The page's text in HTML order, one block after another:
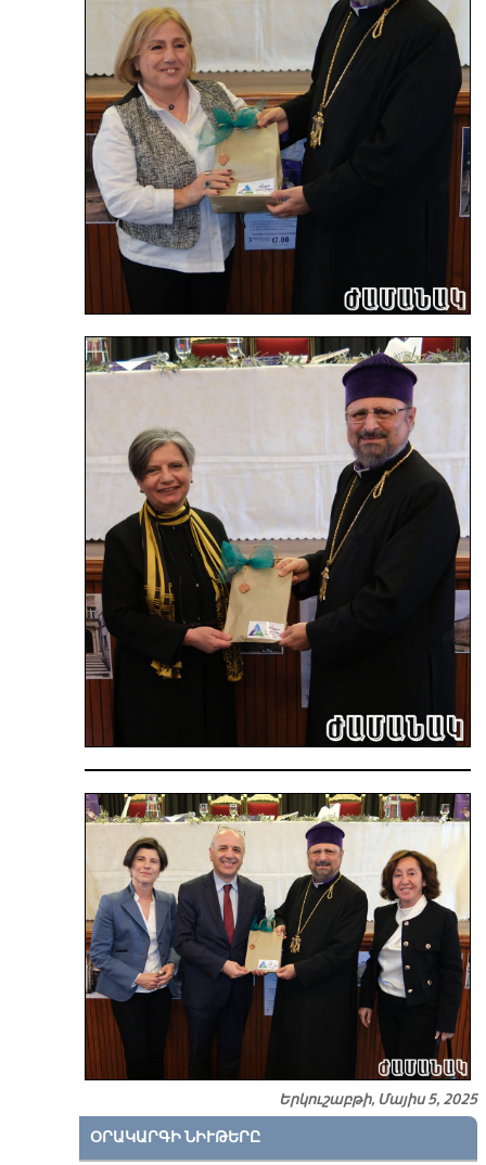
Երկուշաբթի, Մայիս 5, 2025
ՕՐԱԿԱՐԳԻ ՆԻՒԹԵՐԸ